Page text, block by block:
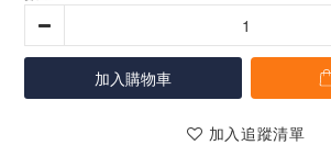
加入購物車
加入追蹤清單